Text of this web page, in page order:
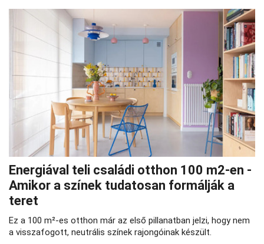
Energiával teli családi otthon 100 m2-en -
Amikor a színek tudatosan formálják a
teret
Ez a 100 m²‑es otthon már az első pillanatban jelzi, hogy nem
a visszafogott, neutrális színek rajongóinak készült.